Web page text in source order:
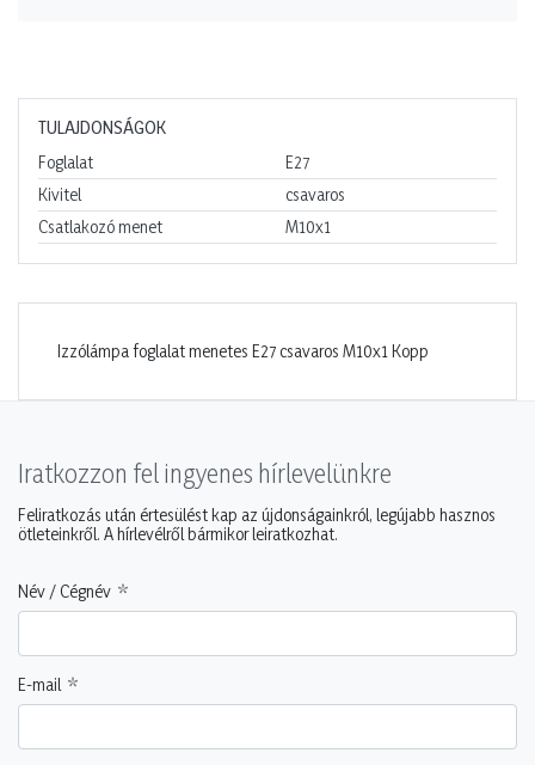
TULAJDONSÁGOK
Foglalat
E27
Kivitel
csavaros
Csatlakozó menet
M10x1
Izzólámpa foglalat menetes E27 csavaros M10x1 Kopp
Iratkozzon fel ingyenes hírlevelünkre
Feliratkozás után értesülést kap az újdonságainkról, legújabb hasznos
ötleteinkről. A hírlevélről bármikor leiratkozhat.
Név / Cégnév
E-mail